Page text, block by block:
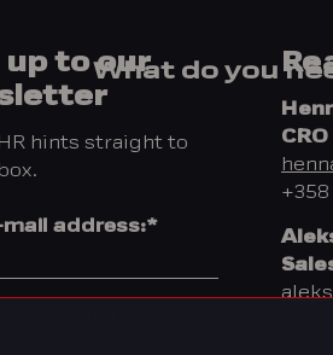
What do you
up to our
hints straight to
mail address:*
CRO
+358